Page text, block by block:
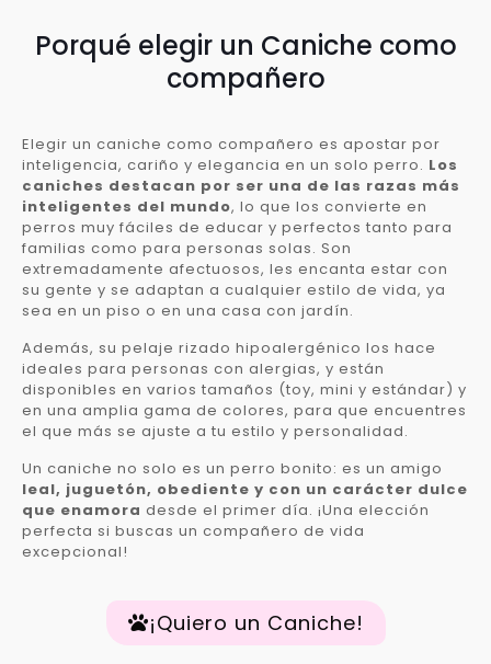
Porqué elegir un Caniche como
compañero
Elegir un caniche como compañero es apostar por
inteligencia, cariño y elegancia en un solo perro. Los
caniches destacan por ser una de las razas más
inteligentes del mundo, lo que los convierte en
perros muy fáciles de educar y perfectos tanto para
familias como para personas solas. Son
extremadamente afectuosos, les encanta estar con
su gente y se adaptan a cualquier estilo de vida, ya
sea en un piso o en una casa con jardín.
Además, su pelaje rizado hipoalergénico los hace
ideales para personas con alergias, y están
disponibles en varios tamaños (toy, mini y estándar) y
en una amplia gama de colores, para que encuentres
el que más se ajuste a tu estilo y personalidad.
Un caniche no solo es un perro bonito: es un amigo
leal, juguetón, obediente y con un carácter dulce
que enamora desde el primer día. ¡Una elección
perfecta si buscas un compañero de vida
excepcional!
¡Quiero un Caniche!